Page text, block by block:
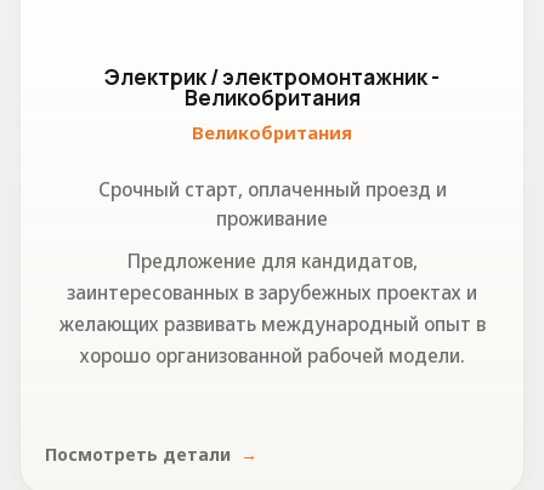
Электрик / электромонтажник -
Великобритания
Великобритания
Срочный старт, оплаченный проезд и
проживание
Предложение для кандидатов,
заинтересованных в зарубежных проектах и
желающих развивать международный опыт в
хорошо организованной рабочей модели.
Посмотреть детали